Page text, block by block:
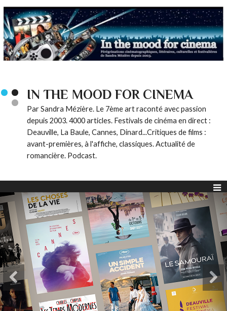
IN THE MOOD FOR CINEMA
Par Sandra Mézière. Le 7ème art raconté avec passion
depuis 2003. 4000 articles. Festivals de cinéma en direct :
Deauville, La Baule, Cannes, Dinard...Critiques de films :
avant-premières, à l'affiche, classiques. Actualité de
romancière. Podcast.